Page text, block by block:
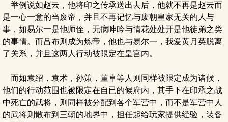
举例说如赵云，他将印之传承送出去后，他就不再是赵云而
是一心一意的当废帝，并且不再记忆与废朝皇家无关的人与
事，如易尔一是他师侄，无病呻吟与情花处处开是他徒弟之类
的事情。而吕布则成为炼帝，他也与易尔一，我爱黄月英脱离
了关系，并且这两人行动被限定在皇宫内。
而如袁绍，袁术，孙策，董卓等人则同样被限定成为诸候，
他们的行动范围也被限定在自已的候府内，其手下在印承之战
中死亡的武将，则同样被分配到各个军营中，而不是军营中人
的武将则散布到三朝的地界中，担任起给玩家提供经验，装备